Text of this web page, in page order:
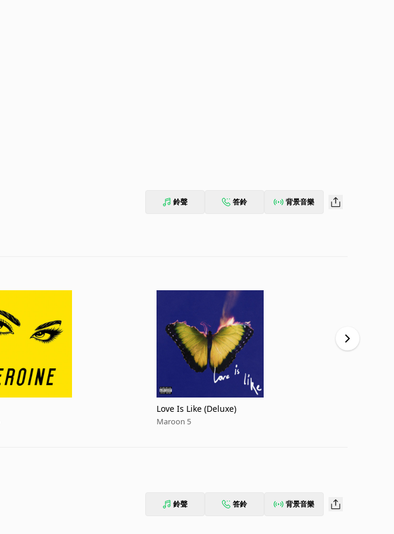
鈴聲 答鈴 背景音樂
Love Is Like (Deluxe)
Maroon 5
鈴聲 答鈴 背景音樂